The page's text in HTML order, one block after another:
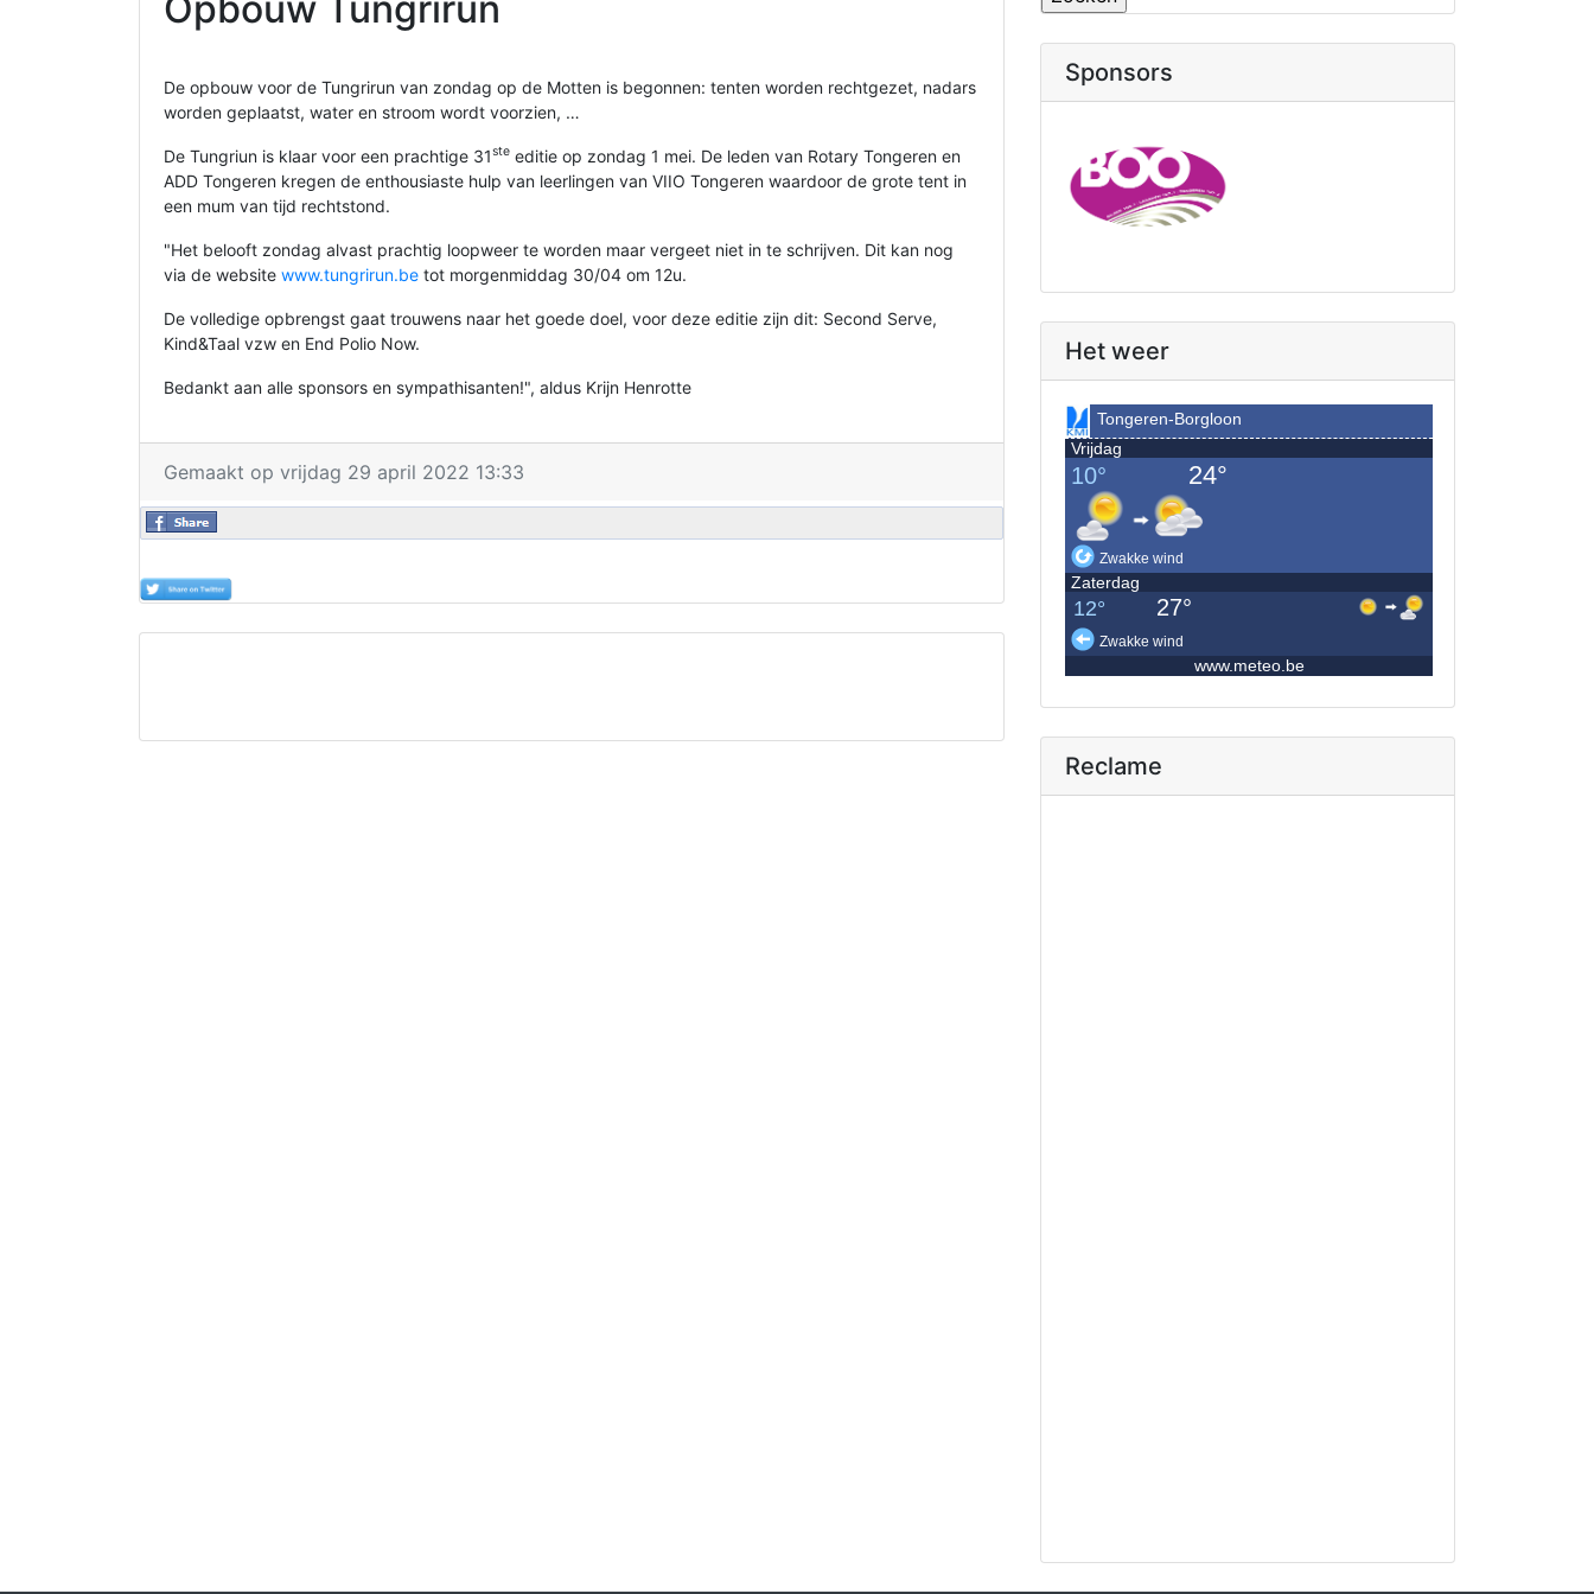
De opbouw voor de Tungrirun van zondag op de Motten is begonnen: tenten worden rechtgezet, nadars
worden geplaatst, water en stroom wordt voorzien, …
De Tungriun is klaar voor een prachtige 31ste editie op zondag 1 mei. De leden van Rotary Tongeren en
ADD Tongeren kregen de enthousiaste hulp van leerlingen van VIIO Tongeren waardoor de grote tent in
een mum van tijd rechtstond.
"Het belooft zondag alvast prachtig loopweer te worden maar vergeet niet in te schrijven. Dit kan nog
via de website www.tungrirun.be tot morgenmiddag 30/04 om 12u.
De volledige opbrengst gaat trouwens naar het goede doel, voor deze editie zijn dit: Second Serve,
Kind&Taal vzw en End Polio Now.
Bedankt aan alle sponsors en sympathisanten!", aldus Krijn Henrotte
Gemaakt op vrijdag 29 april 2022 13:33
Sponsors
Het weer
Reclame